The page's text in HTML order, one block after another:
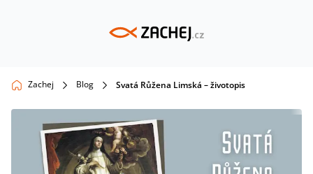
Zachej Blog Svatá Růžena Limská – životopis